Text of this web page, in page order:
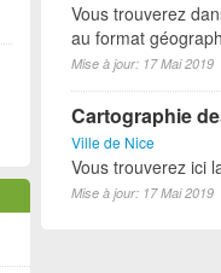
Vous trouverez
au format
Mise à jour: 17 Mai 2019
Cartographie
Ville de Nice
Vous trouverez ici
Mise à jour: 17 Mai 2019